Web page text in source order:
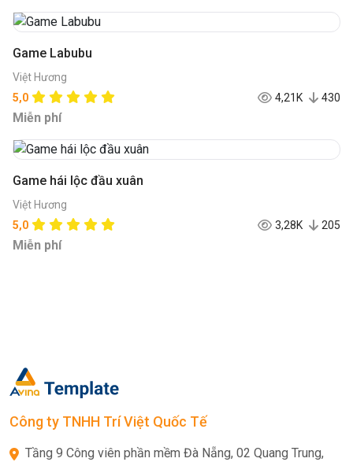
Game Labubu
Việt Hương
5,0
4,21K 430
Miễn phí
Game hái lộc đầu xuân
Việt Hương
5,0
3,28K 205
Miễn phí
Công ty TNHH Trí Việt Quốc Tế
Tầng 9 Công viên phần mềm Đà Nẵng, 02 Quang Trung,